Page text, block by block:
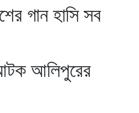
গান হাসি সব
আলিপুরের